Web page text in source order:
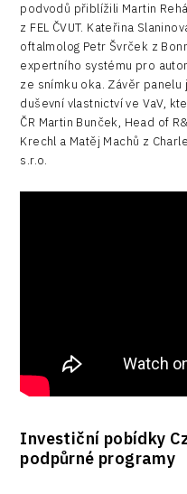
podvodů přiblížili Martin
z FEL ČVUT. Kateřina
oftalmolog Petr Švrček z
expertního systému pro
ze snímku oka. Závěr
duševní vlastnictví ve VaV,
ČR Martin Bunček, Head of
Krechl a Matěj Machů z
s.r.o.
Investiční pobídky
podpůrné programy